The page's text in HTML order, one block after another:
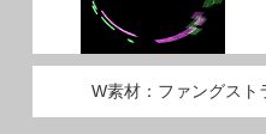
W素材：ファングスト